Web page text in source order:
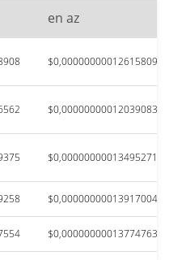
en az
$0,00000000012615809
$0,00000000012039083
$0,00000000013495271
$0,00000000013917004
$0,00000000013774763